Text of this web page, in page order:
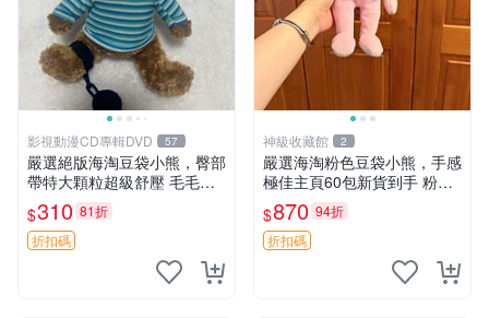
影視動漫CD專輯DVD 57
嚴選絕版海淘豆袋小熊，臀部
帶特大顆粒超級舒壓 毛毛摸
起來格外順滑適合收藏 100%
棉質 豆袋枕 豆袋、抱枕、小
熊
$310 81折
折扣碼
神級收藏館 2
嚴選海淘粉色豆袋小熊，手感
極佳主頁60包新貨到手 粉熊
豆袋 女孩豆袋熊
$870 94折
折扣碼